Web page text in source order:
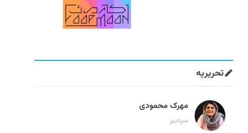
تحریریه
مهرک محمودی
سردبیر